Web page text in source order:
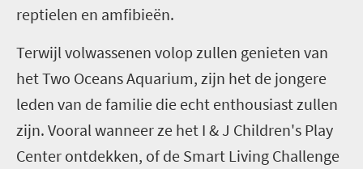
reptielen en amfibieën.
Terwijl volwassenen volop zullen genieten van
het Two Oceans Aquarium, zijn het de jongere
leden van de familie die echt enthousiast zullen
zijn. Vooral wanneer ze het I & J Children's Play
Center ontdekken, of de Smart Living Challenge